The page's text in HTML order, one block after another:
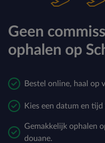
Geen
ophalen op
Bestel online, haal op
Kies een datum en
Gemakkelijk ophalen
douane.